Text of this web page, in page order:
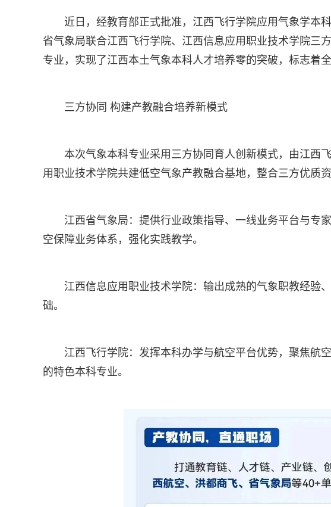
近日，经教育部正式批准，江西飞行学院应用气象学本
省气象局联合江西飞行学院、江西信息应用职业技术学院三
专业，实现了江西本土气象本科人才培养零的突破，标志着
三方协同 构建产教融合培养新模式
本次气象本科专业采用三方协同育人创新模式，由江西
用职业技术学院共建低空气象产教融合基地，整合三方优质
江西省气象局：提供行业政策指导、一线业务平台与专
空保障业务体系，强化实践教学。
江西信息应用职业技术学院：输出成熟的气象职教经验
础。
江西飞行学院：发挥本科办学与航空平台优势，聚焦航
的特色本科专业。